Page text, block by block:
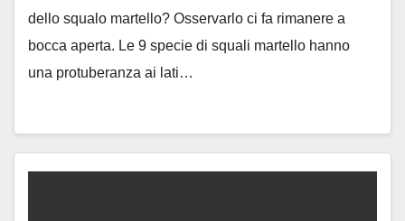
dello squalo martello? Osservarlo ci fa rimanere a
bocca aperta. Le 9 specie di squali martello hanno
una protuberanza ai lati…